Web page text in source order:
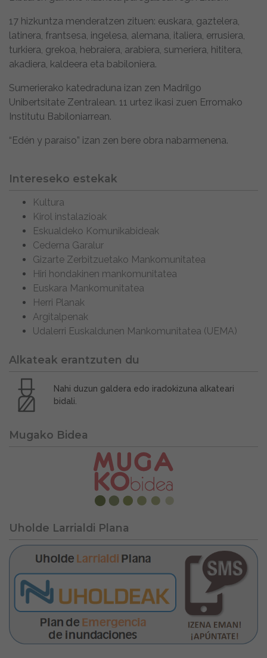
17 hizkuntza menderatzen zituen: euskara, gaztelera,
latinera, frantsesa, ingelesa, alemana, italiera, errusiera,
turkiera, grekoa, hebraiera, arabiera, sumeriera, hititera,
akadiera, kaldeera eta babiloniera.
Sumerierako katedraduna izan zen Madrilgo
Unibertsitate Zentralean. 11 urtez ikasi zuen Erromako
Institutu Babiloniarrean.
“Edén y paraíso” izan zen bere obra nabarmenena.
Intereseko estekak
Kultura
Kirol instalazioak
Eskualdeko Komunikabideak
Cederna Garalur
Gizarte Zerbitzuetako Mankomunitatea
Hiri hondakinen mankomunitatea
Euskara Mankomunitatea
Herri Planak
Argitalpenak
Udalerri Euskaldunen Mankomunitatea (UEMA)
Alkateak erantzuten du
Nahi duzun galdera edo iradokizuna alkateari
bidali.
Mugako Bidea
Uholde Larrialdi Plana